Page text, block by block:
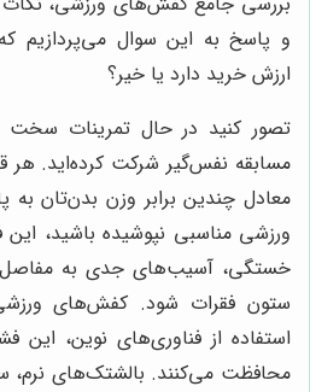
و پاسخ به این سوال می‌پردازیم
ارزش خرید دارد یا خیر؟
تصور کنید در حال تمرینات
مسابقه نفس‌گیر شرکت کرده‌اید. هر
معادل چندین برابر وزن بدن‌تان
ورزشی مناسبی نپوشیده باشید، این
خستگی، آسیب‌های جدی به
ستون فقرات شود. کفش‌های
استفاده از فناوری‌های نوین، این
محافظت می‌کنند. بالشتک‌های نرم،